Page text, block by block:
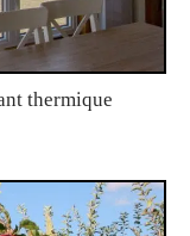
thermique